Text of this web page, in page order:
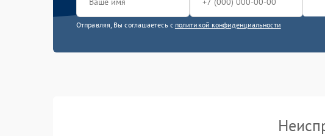
Отправляя, Вы соглашаетесь с политикой конфиденциальности